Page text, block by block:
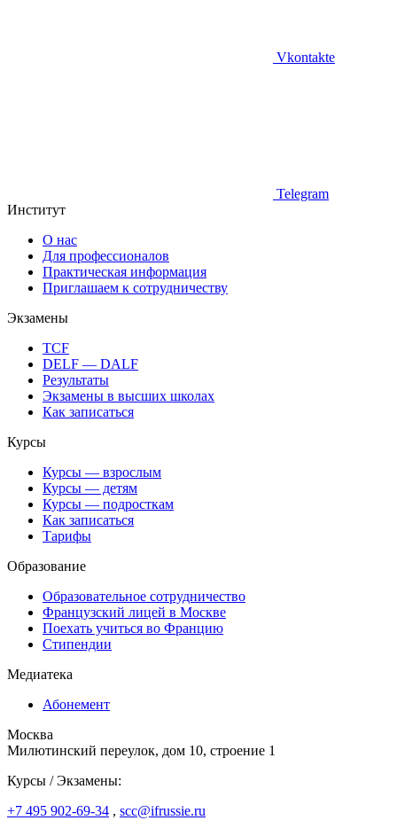
Vkontakte
Telegram
Институт
О нас
Для профессионалов
Практическая информация
Приглашаем к сотрудничеству
Экзамены
TCF
DELF — DALF
Результаты
Экзамены в высших школах
Как записаться
Курсы
Курсы — взрослым
Курсы — детям
Курсы — подросткам
Как записаться
Тарифы
Образование
Образовательное сотрудничество
Французский лицей в Москве
Поехать учиться во Францию
Стипендии
Медиатека
Абонемент
Москва
Милютинский переулок, дом 10, строение 1
Курсы / Экзамены:
+7 495 902-69-34 , scc@ifrussie.ru